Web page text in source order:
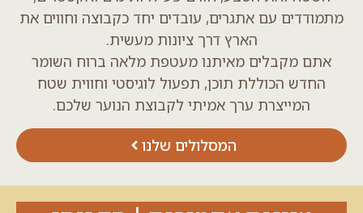
עם אתגרים, עובדים יחד כקבוצה וחווים את
הארץ דרך ציונות מעשית.
אתם מקבלים מאיתנו מעטפת מלאה ברוח השומר
החדש הכוללת תוכן, תפעול לוגיסטי וחווית שטח
המייצרת ערך אמיתי לקבוצת הנוער שלכם.
המסלולים שלנו